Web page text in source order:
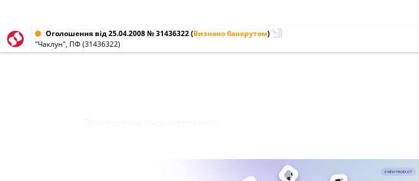
Оголошення від 25.04.2008 № 31436322(Визнано банкрутом)
"Чаклун", ПФ (31436322)